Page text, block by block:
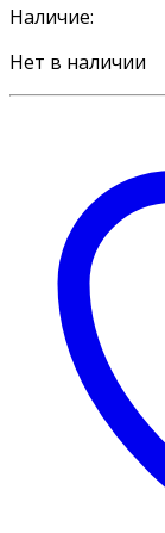
Наличие:
Нет в наличии